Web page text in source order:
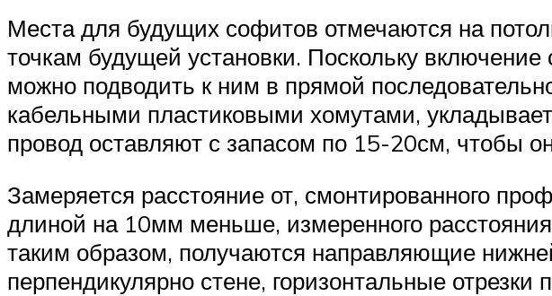
Места для будущих софитов отмечаются на
точкам будущей установки. Поскольку
можно подводить к ним в прямой
кабельными пластиковыми хомутами,
провод оставляют с запасом по 15-20см, чтобы
Замеряется расстояние от, смонтированного
длиной на 10мм меньше, измеренного
таким образом, получаются направляющие
перпендикулярно стене, горизонтальные